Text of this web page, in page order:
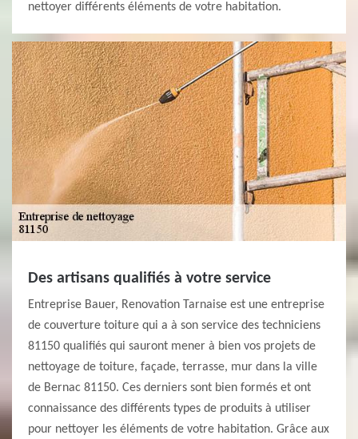
nettoyer différents éléments de votre habitation.
Des artisans qualifiés à votre service
Entreprise Bauer, Renovation Tarnaise est une entreprise
de couverture toiture qui a à son service des techniciens
81150 qualifiés qui sauront mener à bien vos projets de
nettoyage de toiture, façade, terrasse, mur dans la ville
de Bernac 81150. Ces derniers sont bien formés et ont
connaissance des différents types de produits à utiliser
pour nettoyer les éléments de votre habitation. Grâce aux